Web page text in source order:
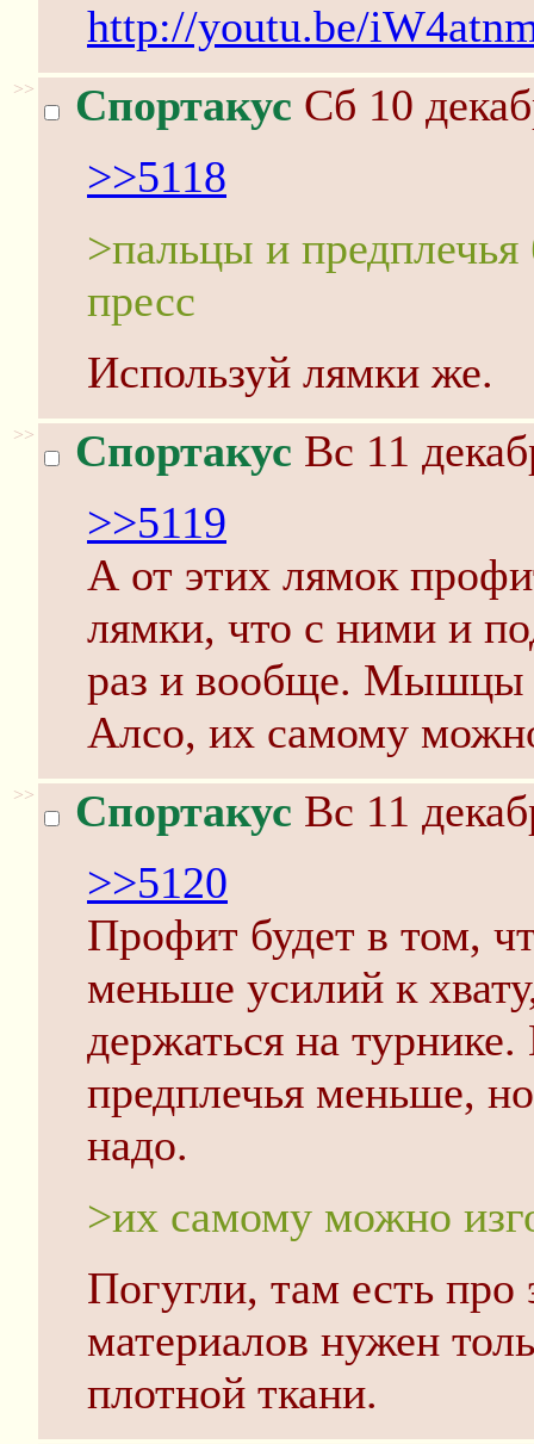
http://youtu.be/
>> Спортакус Сб 10
>>5118
>пальцы и
пресс
Используй лямки же.
>> Спортакус Вс 11
>>5119
А от этих лямок
лямки, что с ними и
раз и вообще. Мышцы
Алсо, их самому
>> Спортакус Вс 11
>>5120
Профит будет в том,
меньше усилий к
держаться на
предплечья меньше,
надо.
>их самому можно
Погугли, там есть про
материалов нужен
плотной ткани.